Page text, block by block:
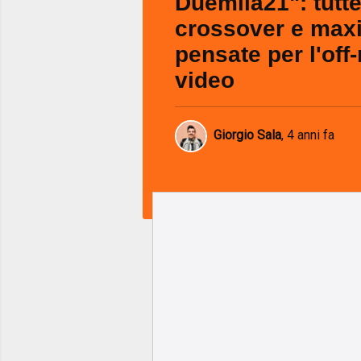
crossover e
pensate per
video
Giorgio Sala, 4 anni fa